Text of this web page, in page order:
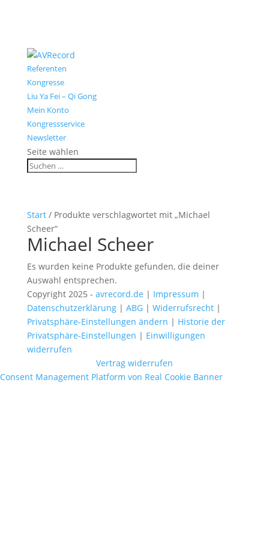
Referenten
Kongresse
Liu Ya Fei – Qi Gong
Mein Konto
Kongressservice
Newsletter
Seite wählen
Start/ Produkte verschlagwortet mit „Michael
Scheer“
Michael Scheer
Es wurden keine Produkte gefunden, die deiner
Auswahl entsprechen.
Copyright 2025 - avrecord.de | Impressum |
Datenschutzerklärung| ABG| Widerrufsrecht|
Privatsphäre-Einstellungen ändern | Historie der
Privatsphäre-Einstellungen | Einwilligungen
widerrufen
Vertrag widerrufen
Consent Management Platform von Real Cookie Banner